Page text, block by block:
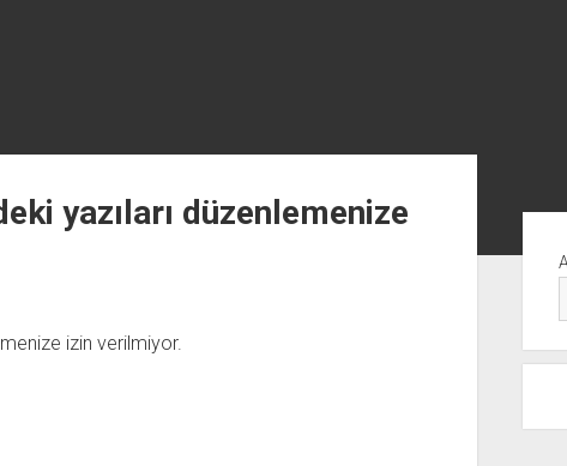
yazıları düzenlemenize
izin verilmiyor.